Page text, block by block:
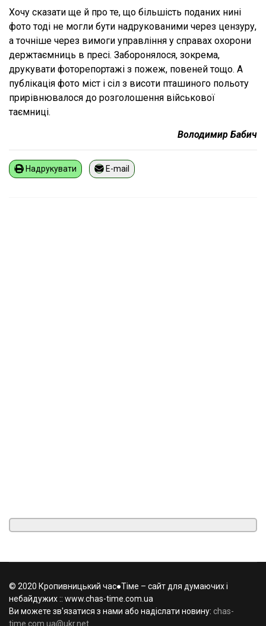
Хочу сказати ще й про те, що більшість поданих нині
фото тоді не могли бути надрукованими через цензуру,
а точніше через вимоги управління у справах охорони
держтаємниць в пресі. Заборонялося, зокрема,
друкувати фоторепортажі з пожеж, повеней тощо. А
публікація фото міст і сіл з висоти пташиного польоту
прирівнювалося до розголошення військової
таємниці.
Володимир Бабич
Надрукувати E-mail
© 2020 Кропивницький час●Тіме – сайт для думаючих і
небайдужих :: www.chas-time.com.ua
Ви можете зв'язатися з нами або надіслати новину: chas-
time.com.ua@ukr.net